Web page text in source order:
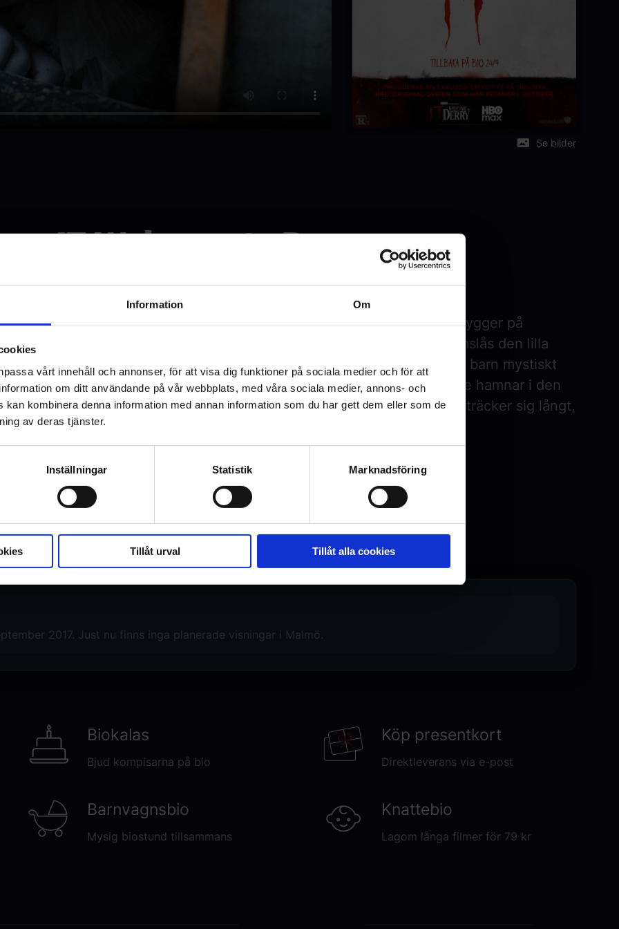
Information Om
vårt innehåll och annonser, för att visa dig funktioner på sociala medier och för att
om ditt användande på vår webbplats, med våra sociala medier, annons- och
kan kombinera denna information med annan information som du har gett dem eller som de
av deras tjänster.
Inställningar Statistik Marknadsföring
Tillåt urval Tillåt alla cookies
Se bilder
IT-Welcome to Derry
Se den i Malmö
Bill Skarsgård spelar huvudrollen i nya skräckfilmen DET som bygger på
Stephen Kings välkända roman med samma namn. Plötsligt lamslås den lilla
staden Derry i amerikanska delstaten Maine av skräck när flera barn mystiskt
börjar försvinna. Några barn får möta sina största rädslor, när de hamnar i den
onda clownen Pennywise sällskap, vars historia som mördare sträcker sig långt,
långt bakåt i tiden?
2017. Just nu finns inga planerade visningar i Malmö.
Biokalas
Bjud kompisarna på bio
Köp presentkort
Direktleverans via e-post
Barnvagnsbio
Mysig biostund tillsammans
Knattebio
Lagom långa filmer för 79 kr